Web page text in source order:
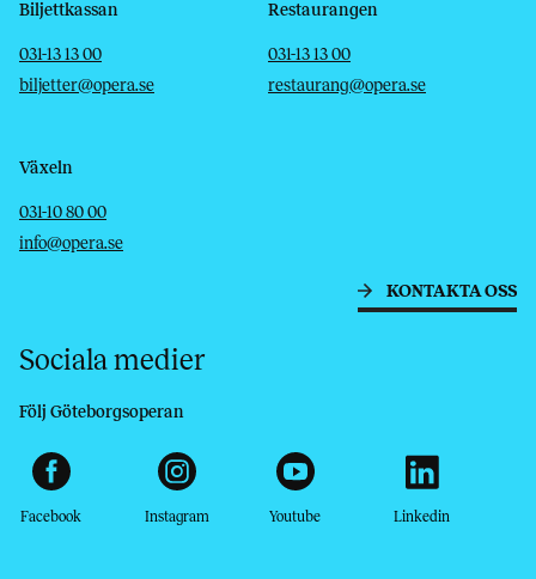
Biljettkassan
Telefon
031-13 13 00
E-post
biljetter@opera.se
Restaurangen
Telefon
031-13 13 00
E-post
restaurang@opera.se
Växeln
Telefon
031-10 80 00
E-post
info@opera.se
KONTAKTA OSS
Sociala medier
Följ Göteborgsoperan
Facebook Instagram Youtube Linkedin